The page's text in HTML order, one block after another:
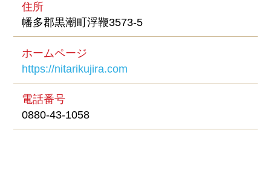
住所
幡多郡黒潮町浮鞭3573-5
ホームページ
https://nitarikujira.com
電話番号
0880-43-1058